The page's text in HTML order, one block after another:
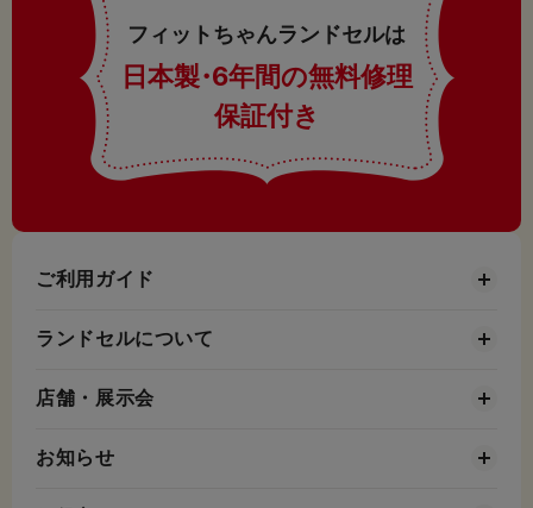
フィットちゃんランドセルは
日本製・6年間の無料修理
保証付き
ご利用ガイド
ランドセルについて
店舗・展示会
お知らせ